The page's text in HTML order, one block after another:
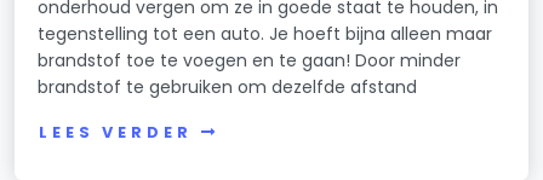
onderhoud vergen om ze in goede staat te houden, in
tegenstelling tot een auto. Je hoeft bijna alleen maar
brandstof toe te voegen en te gaan! Door minder
brandstof te gebruiken om dezelfde afstand
LEES VERDER